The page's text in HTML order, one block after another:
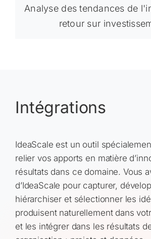
Analyse des tendances de
retour sur
Intégrations
IdeaScale est un outil
relier vos apports en matière
résultats dans ce domaine. Vous
d’IdeaScale pour capturer,
hiérarchiser et sélectionner les
produisent naturellement dans
et les intégrer dans les résultats